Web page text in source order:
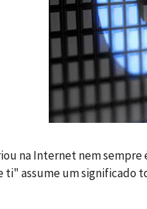
na Internet nem sempre
assume um significado